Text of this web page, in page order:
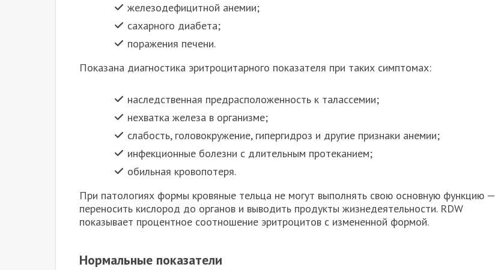
железодефицитной анемии;
сахарного диабета;
поражения печени.
Показана диагностика эритроцитарного показателя при таких симптомах:
наследственная предрасположенность к талассемии;
нехватка железа в организме;
слабость, головокружение, гипергидроз и другие признаки анемии;
инфекционные болезни с длительным протеканием;
обильная кровопотеря.
При патологиях формы кровяные тельца не могут выполнять свою основную функцию —
переносить кислород до органов и выводить продукты жизнедеятельности. RDW
показывает процентное соотношение эритроцитов с измененной формой.
Нормальные показатели